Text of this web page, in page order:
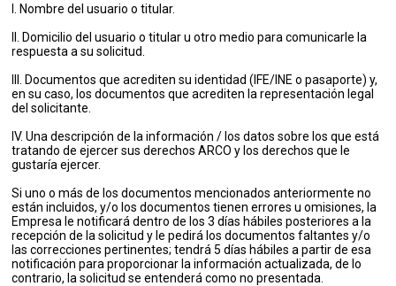
I. Nombre del usuario o titular.
II. Domicilio del usuario o titular u otro medio para comunicarle la
respuesta a su solicitud.
III. Documentos que acrediten su identidad (IFE/INE o pasaporte) y,
en su caso, los documentos que acrediten la representación legal
del solicitante.
IV. Una descripción de la información / los datos sobre los que está
tratando de ejercer sus derechos ARCO y los derechos que le
gustaría ejercer.
Si uno o más de los documentos mencionados anteriormente no
están incluidos, y/o los documentos tienen errores u omisiones, la
Empresa le notificará dentro de los 3 días hábiles posteriores a la
recepción de la solicitud y le pedirá los documentos faltantes y/o
las correcciones pertinentes; tendrá 5 días hábiles a partir de esa
notificación para proporcionar la información actualizada, de lo
contrario, la solicitud se entenderá como no presentada.